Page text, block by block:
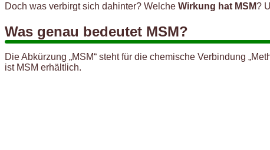
Doch was verbirgt sich dahinter? Welche Wirkung hat MSM?
Was genau bedeutet MSM?
Die Abkürzung „MSM“ steht für die chemische Verbindung
ist MSM erhältlich.